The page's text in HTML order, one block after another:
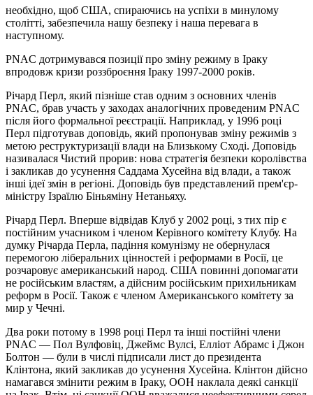
необхідно, щоб США, спираючись на успіхи в минулому
столітті, забезпечила нашу безпеку і наша перевага в
наступному.
PNAC дотримувався позиції про зміну режиму в Іраку
впродовж кризи роззброєння Іраку 1997-2000 років.
Річард Перл, який пізніше став одним з основних членів
PNAC, брав участь у заходах аналогічних проведеним PNAC
після його формальної реєстрації. Наприклад, у 1996 році
Перл підготував доповідь, який пропонував зміну режимів з
метою реструктуризації влади на Близькому Сході. Доповідь
називалася Чистий прорив: нова стратегія безпеки королівства
і закликав до усунення Саддама Хусейна від влади, а також
інші ідеї змін в регіоні. Доповідь був представлений прем'єр-
міністру Ізраїлю Біньяміну Нетаньяху.
Річард Перл. Вперше відвідав Клуб у 2002 році, з тих пір є
постійним учасником і членом Керівного комітету Клубу. На
думку Річарда Перла, падіння комунізму не обернулася
перемогою ліберальних цінностей і реформами в Росії, це
розчаровує американський народ. США повинні допомагати
не російським властям, а дійсним російським прихильникам
реформ в Росії. Також є членом Американського комітету за
мир у Чечні.
Два роки потому в 1998 році Перл та інші постійні члени
PNAC — Пол Вулфовіц, Джеймс Вулсі, Елліот Абрамс і Джон
Болтон — були в числі підписали лист до президента
Клінтона, який закликав до усунення Хусейна. Клінтон дійсно
намагався змінити режим в Іраку, ООН наклала деякі санкції